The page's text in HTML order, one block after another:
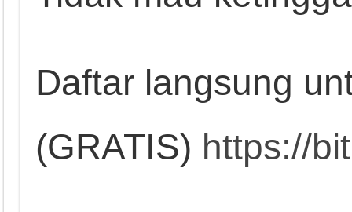
Daftar langsung
(GRATIS) https://